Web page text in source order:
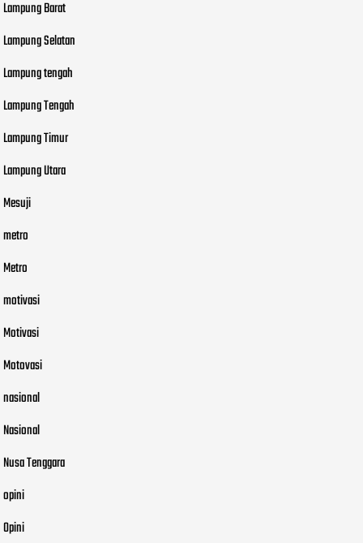
Lampung Barat
Lampung Selatan
Lampung tengah
Lampung Tengah
Lampung Timur
Lampung Utara
Mesuji
metro
Metro
motivasi
Motivasi
Motovasi
nasional
Nasional
Nusa Tenggara
opini
Opini